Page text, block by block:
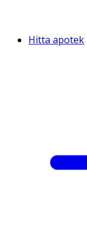
Hitta apotek